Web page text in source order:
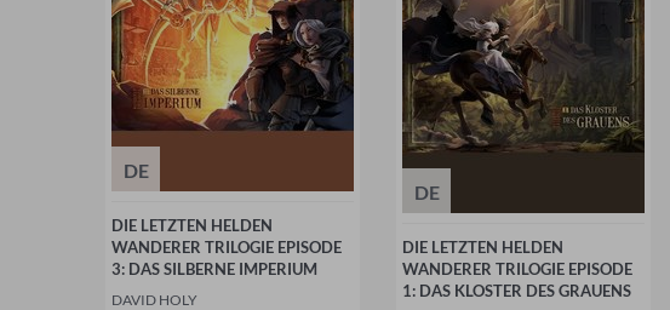
DE
DIE LETZTEN HELDEN
WANDERER TRILOGIE EPISODE
3: DAS SILBERNE IMPERIUM
DAVID HOLY
DE
DIE LETZTEN HELDEN
WANDERER TRILOGIE EPISODE
1: DAS KLOSTER DES GRAUENS